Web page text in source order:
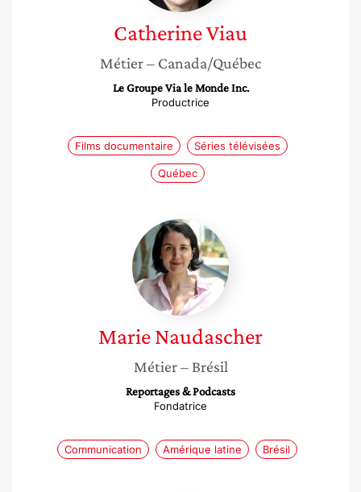
CatherineViau
Métier– Canada/Québec
Le Groupe Via le Monde Inc.
Productrice
Films documentaire Séries télévisées
Québec
Marie
Naudascher
MarieNaudascher
Métier – Brésil
Reportages & Podcasts
Fondatrice
Communication Amérique latine Brésil